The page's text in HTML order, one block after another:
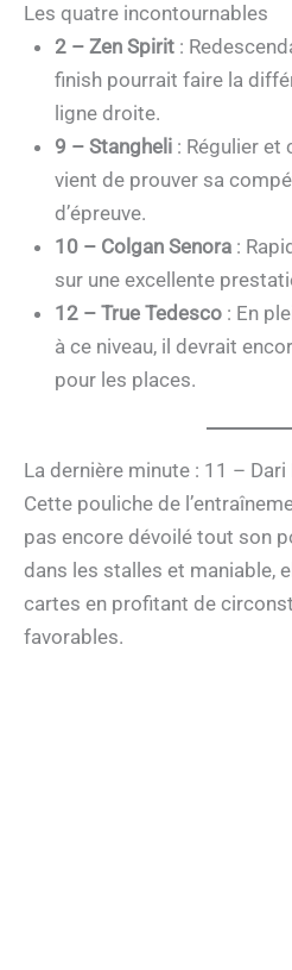
Les quatre incontournables
2 – Zen Spirit:
finish pourrait faire la
ligne droite.
9 – Stangheli: Régulier et
vient de prouver sa
d’épreuve.
10 – Colgan Senora:
sur une excellente
12 – True Tedesco: En
à ce niveau, il devrait
pour les places.
La dernière minute : 11 – Dari
Cette pouliche de
pas encore dévoilé tout son
dans les stalles et maniable,
cartes en profitant de
favorables.